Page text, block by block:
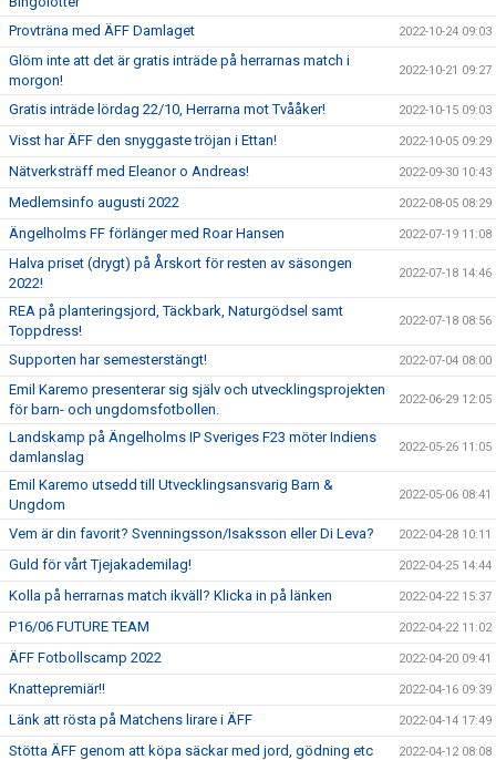
Provträna med ÄFF Damlaget 2022-10-24 09:03
Glöm inte att det är gratis inträde på herrarnas match i
morgon!
2022-10-21 09:27
Gratis inträde lördag 22/10, Herrarna mot Tvååker! 2022-10-15 09:03
Visst har ÄFF den snyggaste tröjan i Ettan! 2022-10-05 09:29
Nätverksträff med Eleanor o Andreas! 2022-09-30 10:43
Medlemsinfo augusti 2022 2022-08-05 08:29
Ängelholms FF förlänger med Roar Hansen 2022-07-19 11:08
Halva priset (drygt) på Årskort för resten av säsongen
2022!
2022-07-18 14:46
REA på planteringsjord, Täckbark, Naturgödsel samt
Toppdress!
2022-07-18 08:56
Supporten har semesterstängt! 2022-07-04 08:00
Emil Karemo presenterar sig själv och utvecklingsprojekten
för barn- och ungdomsfotbollen.
2022-06-29 12:05
Landskamp på Ängelholms IP Sveriges F23 möter Indiens
damlanslag
2022-05-26 11:05
Emil Karemo utsedd till Utvecklingsansvarig Barn &
Ungdom
2022-05-06 08:41
Vem är din favorit? Svenningsson/Isaksson eller Di Leva? 2022-04-28 10:11
Guld för vårt Tjejakademilag! 2022-04-25 14:44
Kolla på herrarnas match ikväll? Klicka in på länken 2022-04-22 15:37
P16/06 FUTURE TEAM 2022-04-22 11:02
ÄFF Fotbollscamp 2022 2022-04-20 09:41
Knattepremiär!! 2022-04-16 09:39
Länk att rösta på Matchens lirare i ÄFF 2022-04-14 17:49
Stötta ÄFF genom att köpa säckar med jord, gödning etc 2022-04-12 08:08